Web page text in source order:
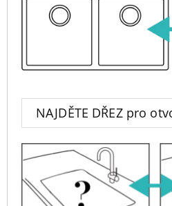
NAJDĚTE DŘEZ pro